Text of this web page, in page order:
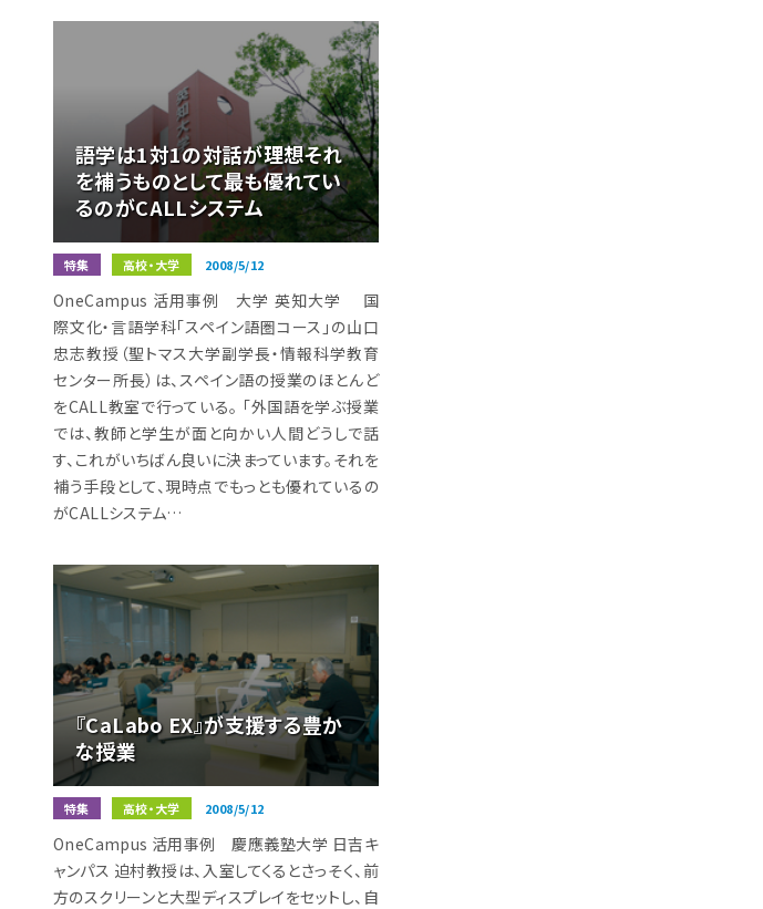
語学は1対1の対話が理想それ
を補うものとして最も優れてい
るのがCALLシステム
特集 高校・大学 2008/5/12
OneCampus 活用事例 大学 英知大学 国
際文化・言語学科「スペイン語圏コース」の山口
忠志教授（聖トマス大学副学長・情報科学教育
センター所長）は、スペイン語の授業のほとんど
をCALL教室で行っている。 「外国語を学ぶ授業
では、教師と学生が面と向かい人間どうしで話
す、これがいちばん良いに決まっています。それを
補う手段として、現時点でもっとも優れているの
がCALLシステム…
『CaLabo EX』が支援する豊か
な授業
特集 高校・大学 2008/5/12
OneCampus 活用事例 慶應義塾大学 日吉キ
ャンパス 迫村教授は、入室してくるとさっそく、前
方のスクリーンと大型ディスプレイをセットし、自